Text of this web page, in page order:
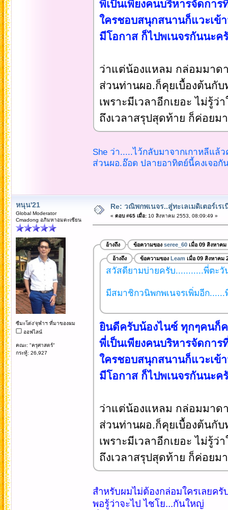
พี่เป็นเพียงคนบริหารจัดกา
ใครชอบสนุกสนานก็แวะเข้
มีโอกาส ก็ไปพเนจรกันนะค
ว่าแต่น้องแหลม กล่อมมาดา
ส่วนท่านผอ.ก็คุยเบื้องต้นกั
เพราะมีเวลาอีกเยอะ ไม่รู้ว่
ถึงเวลาสรุปสุดท้าย ก็ค่อยม
She ว่า.....ไว้กลับมาจากเกาหลีแล้
ส่วนผอ.อ๊อด ปลายอาทิตย์นี้คงเจอกั
หนุน'21
Global Moderator
Cmadong อภิมหาอมตะเซียน
ซีมะโด่ง'จุฬาฯ ที่มาของผม
ออฟไลน์
คณะ: "ครุศาสตร์"
กระทู้: 26,927
Re: วณิพกพเนจร..สู่ทะเลเมดิเตอร์เร
« ตอบ #65 เมื่อ:10 สิงหาคม 2553, 08:09:49 »
อ้างถึง ข้อความของ seree_60เมื่อ 09 สิงหาคม
อ้างถึง ข้อความของ Leam เมื่อ 09 สิงหาคม
สวัสดียามบ่ายครับ...........พี่ตะ
มีสมาชิกวนิพกพเนจรเพิ่มอีก
ยินดีครับน้องไนซ์ ทุกๆคนก็ค
พี่เป็นเพียงคนบริหารจัดกา
ใครชอบสนุกสนานก็แวะเข้
มีโอกาส ก็ไปพเนจรกันนะค
ว่าแต่น้องแหลม กล่อมมาดา
ส่วนท่านผอ.ก็คุยเบื้องต้นกั
เพราะมีเวลาอีกเยอะ ไม่รู้ว่
ถึงเวลาสรุปสุดท้าย ก็ค่อยม
สำหรับผมไม่ต้องกล่อมใครเลยครั
พอรู้ว่าจะไป ไชโย...กันใหญ่